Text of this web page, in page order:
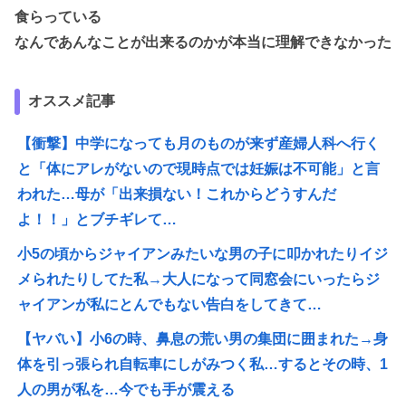
食らっている
なんであんなことが出来るのかが本当に理解できなかった
オススメ記事
【衝撃】中学になっても月のものが来ず産婦人科へ行く
と「体にアレがないので現時点では妊娠は不可能」と言
われた…母が「出来損ない！これからどうすんだ
よ！！」とブチギレて…
小5の頃からジャイアンみたいな男の子に叩かれたりイジ
メられたりしてた私→大人になって同窓会にいったらジ
ャイアンが私にとんでもない告白をしてきて…
【ヤバい】小6の時、鼻息の荒い男の集団に囲まれた→身
体を引っ張られ自転車にしがみつく私…するとその時、1
人の男が私を…今でも手が震える